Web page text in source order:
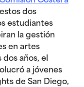
dos
estudiantes
la gestión
en artes
años, el
a jóvenes
de San Diego,